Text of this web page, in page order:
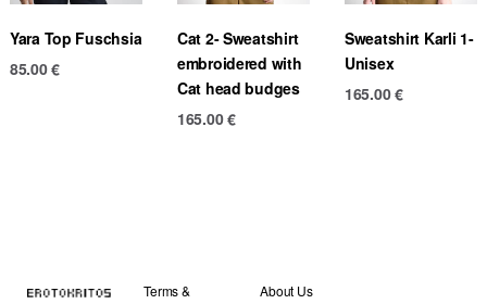
Yara Top Fuschsia
85.00€
Cat 2- Sweatshirt
embroidered with
Cat head budges
165.00€
Sweatshirt Karli 1-
Unisex
165.00€
Terms &
About Us